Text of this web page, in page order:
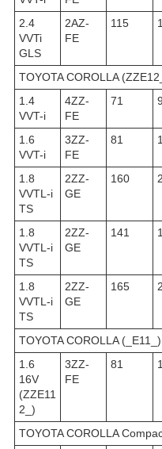
2.4
VVTi
GLS
2AZ-
FE
115
TOYOTA COROLLA
1.4
VVT-i
4ZZ-
FE
71
1.6
VVT-i
3ZZ-
FE
81
1.8
VVTL-i
TS
2ZZ-
GE
160
1.8
VVTL-i
TS
2ZZ-
GE
141
1.8
VVTL-i
TS
2ZZ-
GE
165
TOYOTA COROLLA (_E11_)
1.6
16V
(ZZE11
2_)
3ZZ-
FE
81
TOYOTA COROLLA